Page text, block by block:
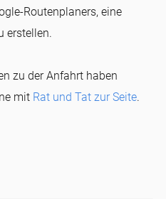
Routenplaners, eine
erstellen.
zu der Anfahrt haben
mit Rat und Tat zur Seite.